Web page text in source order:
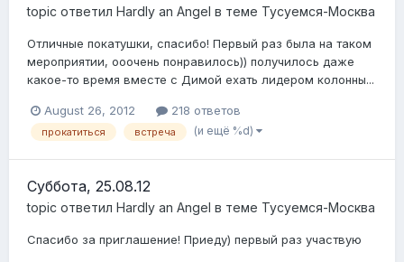
topic ответил Hardly an Angel в теме Тусуемся-Москва
Отличные покатушки, спасибо! Первый раз была на таком
мероприятии, ооочень понравилось)) получилось даже
какое-то время вместе с Димой ехать лидером колонны...
August 26, 2012 218 ответов
прокатиться встреча (и ещё %d)
Суббота, 25.08.12
topic ответил Hardly an Angel в теме Тусуемся-Москва
Спасибо за приглашение! Приеду) первый раз участвую